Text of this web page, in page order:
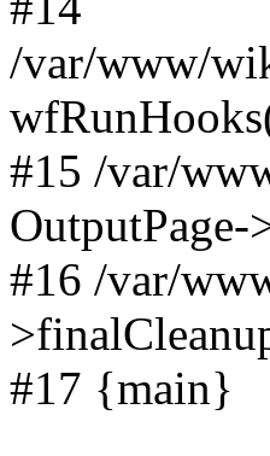
/var/www/
#15 /var/
OutputPage-
#16 /var/
#17 {main}